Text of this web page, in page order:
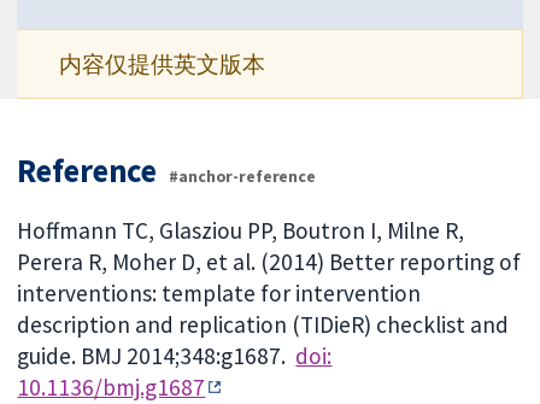
内容仅提供英文版本
Reference #anchor-reference
Hoffmann TC, Glasziou PP, Boutron I, Milne R,
Perera R, Moher D, et al. (2014) Better reporting of
interventions: template for intervention
description and replication (TIDieR) checklist and
guide. BMJ 2014;348:g1687. doi:
10.1136/bmj.g1687